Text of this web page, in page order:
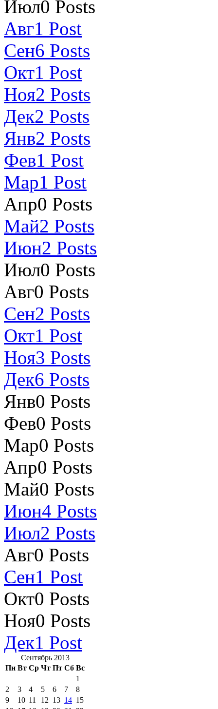
Июл0 Posts
Авг1 Post
Сен6 Posts
Окт1 Post
Ноя2 Posts
Дек2 Posts
Янв2 Posts
Фев1 Post
Мар1 Post
Апр0 Posts
Май2 Posts
Июн2 Posts
Июл0 Posts
Авг0 Posts
Сен2 Posts
Окт1 Post
Ноя3 Posts
Дек6 Posts
Янв0 Posts
Фев0 Posts
Мар0 Posts
Апр0 Posts
Май0 Posts
Июн4 Posts
Июл2 Posts
Авг0 Posts
Сен1 Post
Окт0 Posts
Ноя0 Posts
Дек1 Post
Сентябрь 2013
Пн Вт Ср Чт Пт Сб Вс
1
2
3 4 5 6 7
8
9
10 11 12 13 14 15